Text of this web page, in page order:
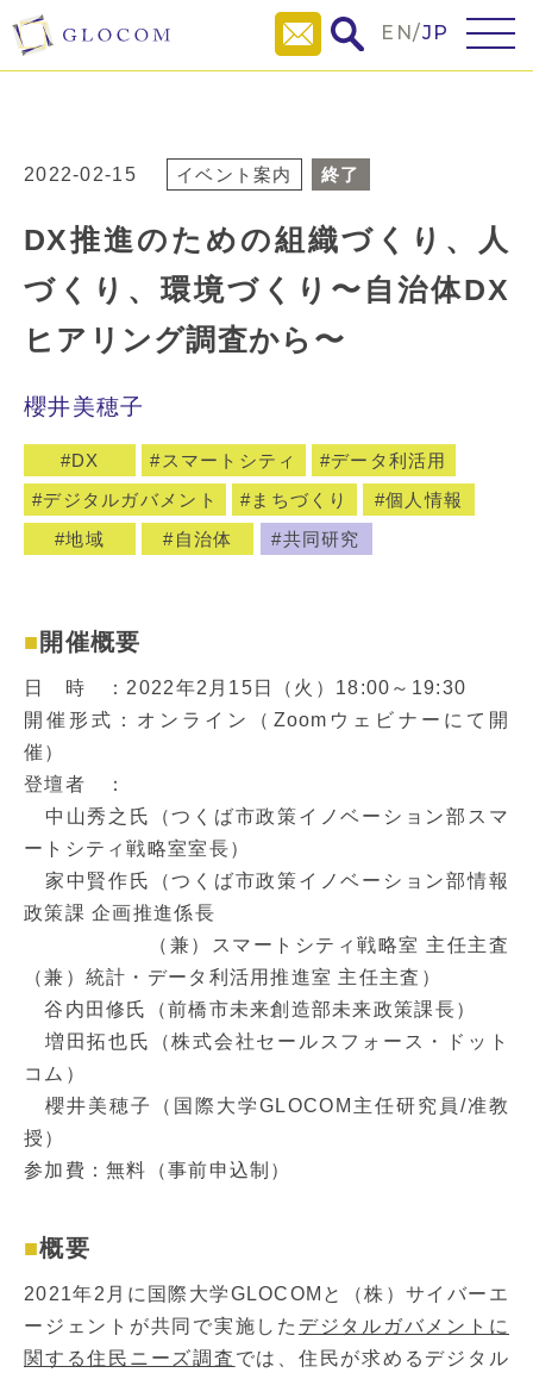
EN/JP
2022-02-15 イベント案内 終了
DX推進のための組織づくり、人
づくり、環境づくり〜自治体DX
ヒアリング調査から〜
櫻井美穂子
DX スマートシティ
データ利活用
デジタルガバメント
まちづくり
個人情報
地域
自治体 共同研究
開催概要
日 時 ：2022年2月15日（火）18:00～19:30
開催形式：オンライン（Zoomウェビナーにて開
催）
登壇者 ：
中山秀之氏（つくば市政策イノベーション部スマ
ートシティ戦略室室長）
家中賢作氏（つくば市政策イノベーション部情報
政策課 企画推進係長
（兼）スマートシティ戦略室 主任主査
（兼）統計・データ利活用推進室 主任主査）
谷内田修氏（前橋市未来創造部未来政策課長）
増田拓也氏（株式会社セールスフォース・ドット
コム）
櫻井美穂子（国際大学GLOCOM主任研究員/准教
授）
参加費：無料（事前申込制）
概要
2021年2月に国際大学GLOCOMと（株）サイバーエ
ージェントが共同で実施した デジタルガバメントに
関する住民ニーズ調査 では、住民が求めるデジタル